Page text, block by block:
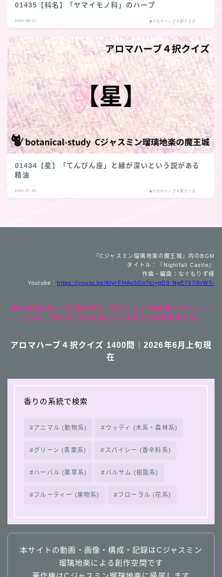
01435【科名】「ヤマイモノ科」のハーブ
2026.08.01 ■アロマハーブ４択クイズ
01434【星】「てんびん座」と縁が深いという説がある
精油
2026.07.30 ■アロマハーブ４択クイズ
『Cジャスミン瑠璃地楽の魔王城』内のBGM
タイトル：『Nightfall Castle』
作曲・編曲：なぐもりず様
Youtube： https://youtu.be/KlyrFHAv5Co?si=gD3-NgE737i8rWT-
香りの色を通して記憶を呼び、学びによって魂が整っていく──
ここは、“またね”の光を覚えている者たちの魔導城です。
アロマハーブ４択クイズ 1400問｜2026年6月上旬現
在
香りの系統で検索
アニマル (動物系) ウッディ (木系・森林系)
グリーン (青葉系) スパイシー (香辛料系)
ハーバル (薬草系) バルサム (樹脂系)
フルーティー (果物系) フローラル (花系)
本サイトの動画・画像・構成・記録はCジャスミン
瑠璃地楽による創作空間です